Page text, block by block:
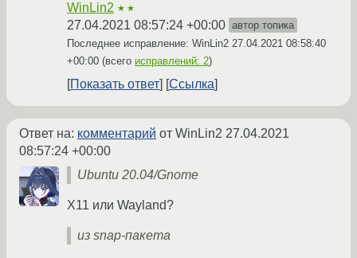
WinLin2 ★★
27.04.2021 08:57:24 +00:00 автор топика
Последнее исправление: WinLin2 27.04.2021 08:58:40
+00:00 (всего исправлений: 2)
Показать ответ Ссылка
Ответ на: комментарий от WinLin2 27.04.2021
08:57:24 +00:00
Ubuntu 20.04/Gnome
X11 или Wayland?
из snap-пакета